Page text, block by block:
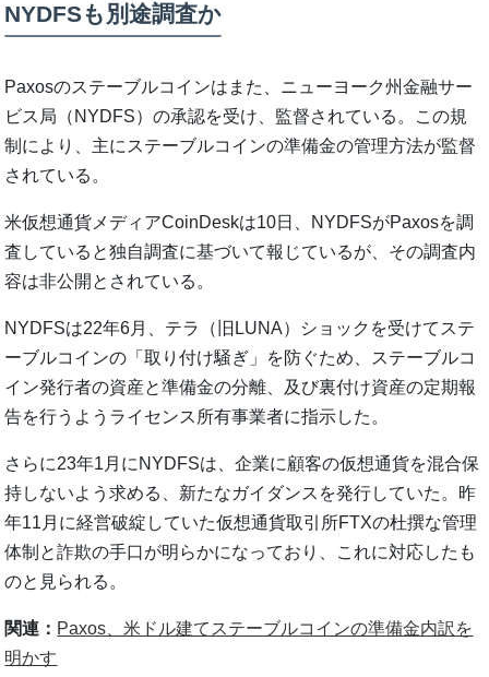
NYDFSも別途調査か
Paxosのステーブルコインはまた、ニューヨーク州金融サー
ビス局（NYDFS）の承認を受け、監督されている。この規
制により、主にステーブルコインの準備金の管理方法が監督
されている。
米仮想通貨メディアCoinDeskは10日、NYDFSがPaxosを調
査していると独自調査に基づいて報じているが、その調査内
容は非公開とされている。
NYDFSは22年6月、テラ（旧LUNA）ショックを受けてステ
ーブルコインの「取り付け騒ぎ」を防ぐため、ステーブルコ
イン発行者の資産と準備金の分離、及び裏付け資産の定期報
告を行うようライセンス所有事業者に指示した。
さらに23年1月にNYDFSは、企業に顧客の仮想通貨を混合保
持しないよう求める、新たなガイダンスを発行していた。昨
年11月に経営破綻していた仮想通貨取引所FTXの杜撰な管理
体制と詐欺の手口が明らかになっており、これに対応したも
のと見られる。
関連： Paxos、米ドル建てステーブルコインの準備金内訳を
明かす